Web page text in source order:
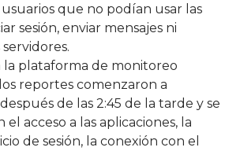
que no podían usar las
sesión, enviar mensajes ni
la plataforma de monitoreo
reportes comenzaron a
de las 2:45 de la tarde y se
acceso a las aplicaciones, la
de sesión, la conexión con el